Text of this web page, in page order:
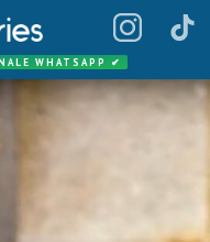
WHATSAPP ✔